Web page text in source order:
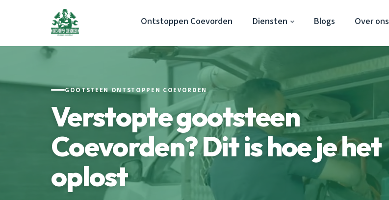
Ontstoppen Coevorden Diensten Blogs Over ons
GOOTSTEEN ONTSTOPPEN COEVORDEN
Verstopte gootsteen
Coevorden? Dit is hoe je het
oplost